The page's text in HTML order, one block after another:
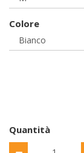
Colore
Quantità